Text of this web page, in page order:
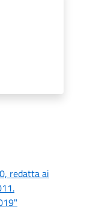
redatta ai